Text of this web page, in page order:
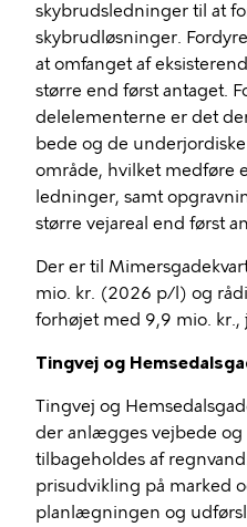
skybrudsledninger til at
skybrudløsninger.
at omfanget af
større end først antaget.
delelementerne er det
bede og de
område, hvilket medføre
ledninger, samt
større vejareal end først
Der er til
mio. kr. (2026 p/l) og
forhøjet med 9,9 mio. kr.,
Tingvej og
Tingvej og
der anlægges vejbede og
tilbageholdes af
prisudvikling på marked
planlægningen og